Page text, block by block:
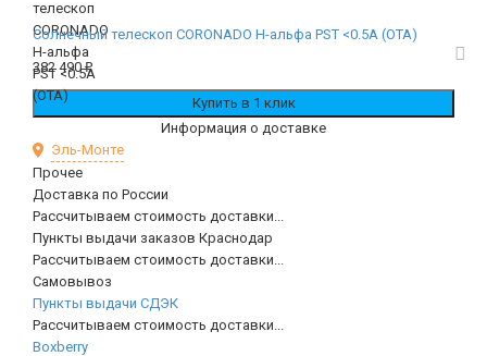
Солнечный телескоп CORONADO H-альфа PST <0.5A (OTA)
382 490₽
Информация о доставке
Эль-Монте
Прочее
Доставка по России
Рассчитываем стоимость доставки...
Пункты выдачи заказов Краснодар
Рассчитываем стоимость доставки...
Самовывоз
Пункты выдачи СДЭК
Рассчитываем стоимость доставки...
Boxberry